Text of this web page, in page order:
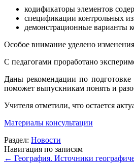
кодификаторы элементов
спецификации контрольных
демонстрационные варианты
Особое внимание уделено
С педагогами проработано
Даны рекомендации по
поможет выпускникам понять и
Учителя отметили, что остается
Материалы консультации
Раздел: Новости
Навигация по записям
← География. Источники